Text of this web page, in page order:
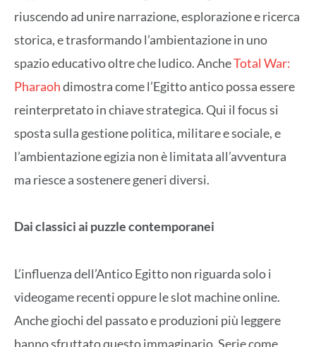
riuscendo ad unire narrazione, esplorazione e ricerca
storica, e trasformando l’ambientazione in uno
spazio educativo oltre che ludico. AncheTotal War:
Pharaohdimostra come l’Egitto antico possa essere
reinterpretato in chiave strategica. Qui il focus si
sposta sulla gestione politica, militare e sociale, e
l’ambientazione egizia non è limitata all’avventura
ma riesce a sostenere generi diversi.
Dai classici ai puzzle contemporanei
L’influenza dell’Antico Egitto non riguarda solo i
videogame recenti oppure le slot machine online.
Anche giochi del passato e produzioni più leggere
hanno sfruttato questo immaginario. Serie come